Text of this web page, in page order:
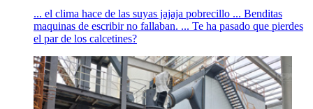
... el clima hace de las suyas jajaja pobrecillo ... Benditas
maquinas de escribir no fallaban. ... Te ha pasado que pierdes
el par de los calcetines?